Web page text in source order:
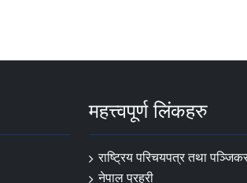
महत्त्वपूर्ण लिंकहरु
राष्ट्रिय परिचयपत्र तथा
नेपाल प्रहरी